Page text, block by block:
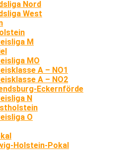
Nord
West
M
MO
A – NO1
A – NO2
Eckernförde
N
O
Holstein-Pokal